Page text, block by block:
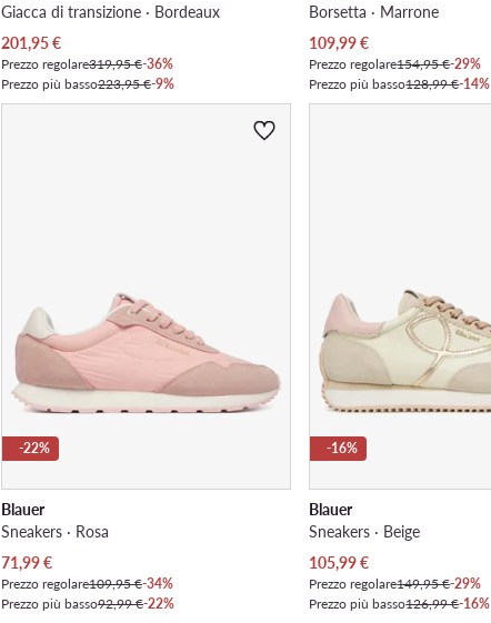
Giacca di transizione · Bordeaux
Prezzo attuale
201,95€
Prezzo regolare319,95 €-36%
Prezzo più basso223,95 €-9%
Borsetta · Marrone
Prezzo attuale
109,99€
Prezzo regolare154,95 €-29%
Prezzo più basso128,99 €-14%
-22%
Blauer
Sneakers · Rosa
Prezzo attuale
71,99€
Prezzo regolare109,95 €-34%
Prezzo più basso92,99 €-22%
-16%
Blauer
Sneakers · Beige
Prezzo attuale
105,99€
Prezzo regolare149,95 €-29%
Prezzo più basso126,99 €-16%